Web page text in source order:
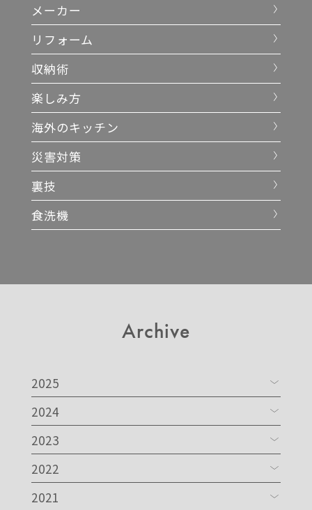
メーカー
リフォーム
収納術
楽しみ方
海外のキッチン
災害対策
裏技
食洗機
Archive
2025
2024
2023
2022
2021